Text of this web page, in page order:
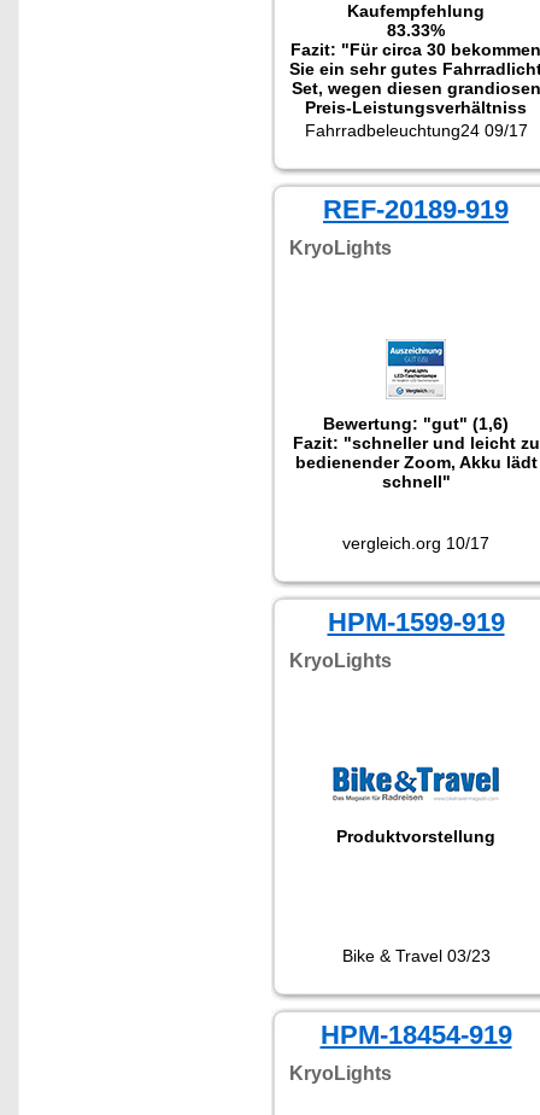
Kaufempfehlung
83.33%
Fazit: "Für circa 30 bekommen
Sie ein sehr gutes
Set, wegen diesen grandiosen
Preis-Leistungsverhältniss
sprechen wir eine klare
Kaufempfehlung aus!"
Fahrradbeleuchtung24 09/17
REF-20189-919
KryoLights
Bewertung: "gut" (1,6)
Fazit: "schneller und leicht zu
bedienender Zoom, Akku lädt
schnell"
vergleich.org 10/17
HPM-1599-919
KryoLights
Produktvorstellung
Bike & Travel 03/23
HPM-18454-919
KryoLights